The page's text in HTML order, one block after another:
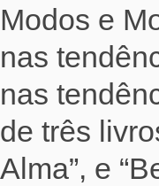
Modos e
nas
nas
de três
Alma”, e